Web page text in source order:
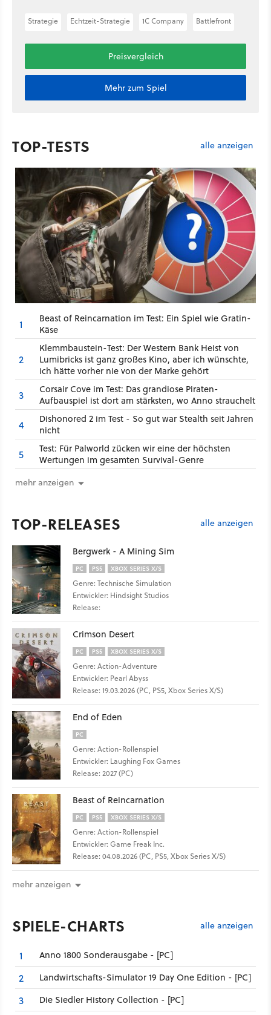
Strategie Echtzeit-Strategie 1C Company Battlefront
Preisvergleich
Mehr zum Spiel
TOP-TESTS alle anzeigen
1
Beast of Reincarnation im Test: Ein Spiel wie Gratin-
Käse
2
Klemmbaustein-Test: Der Western Bank Heist von
Lumibricks ist ganz großes Kino, aber ich wünschte,
ich hätte vorher nie von der Marke gehört
3
Corsair Cove im Test: Das grandiose Piraten-
Aufbauspiel ist dort am stärksten, wo Anno strauchelt
4
Dishonored 2 im Test - So gut war Stealth seit Jahren
nicht
5
Test: Für Palworld zücken wir eine der höchsten
Wertungen im gesamten Survival-Genre
mehr anzeigen
TOP-RELEASES alle anzeigen
Bergwerk - A Mining Sim
PC PS5 XBOX SERIES X/S
Genre: Technische Simulation
Entwickler: Hindsight Studios
Release:
Crimson Desert
PC PS5 XBOX SERIES X/S
Genre: Action-Adventure
Entwickler: Pearl Abyss
Release: 19.03.2026 (PC, PS5, Xbox Series X/S)
End of Eden
PC
Genre: Action-Rollenspiel
Entwickler: Laughing Fox Games
Release: 2027 (PC)
Beast of Reincarnation
PC PS5 XBOX SERIES X/S
Genre: Action-Rollenspiel
Entwickler: Game Freak Inc.
Release: 04.08.2026 (PC, PS5, Xbox Series X/S)
mehr anzeigen
SPIELE-CHARTS alle anzeigen
1 Anno 1800 Sonderausgabe - [PC]
2 Landwirtschafts-Simulator 19 Day One Edition - [PC]
3 Die Siedler History Collection - [PC]